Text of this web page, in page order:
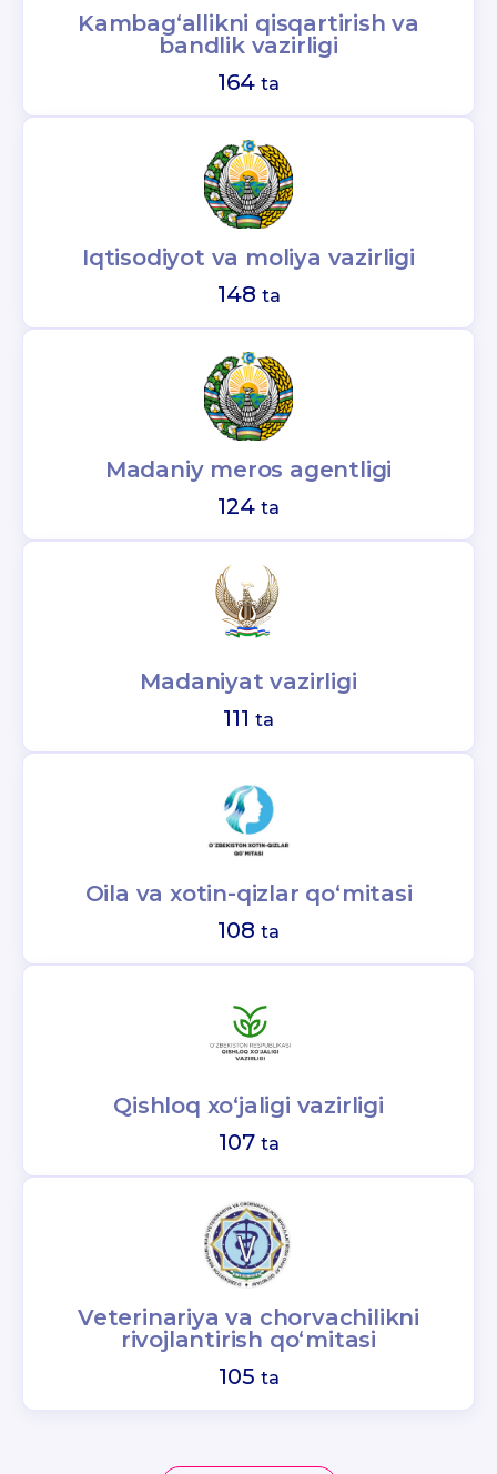
Kambag‘allikni qisqartirish va
bandlik vazirligi
164 ta
Iqtisodiyot va moliya vazirligi
148 ta
Madaniy meros agentligi
124 ta
Madaniyat vazirligi
111 ta
Oila va xotin-qizlar qo‘mitasi
108 ta
Qishloq xo‘jaligi vazirligi
107 ta
Veterinariya va chorvachilikni
rivojlantirish qo‘mitasi
105 ta